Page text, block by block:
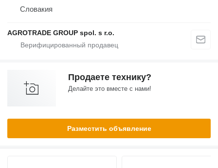
Словакия
AGROTRADE GROUP spol. s r.o.
Продаете технику?
Делайте это вместе с нами!
Разместить объявление